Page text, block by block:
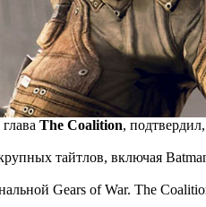
The Coalition,
тайтлов, включая
Gears of War. The